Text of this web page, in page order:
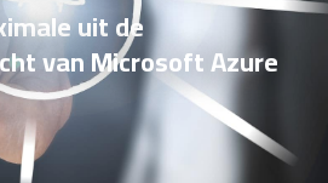
uit de
van Microsoft Azure